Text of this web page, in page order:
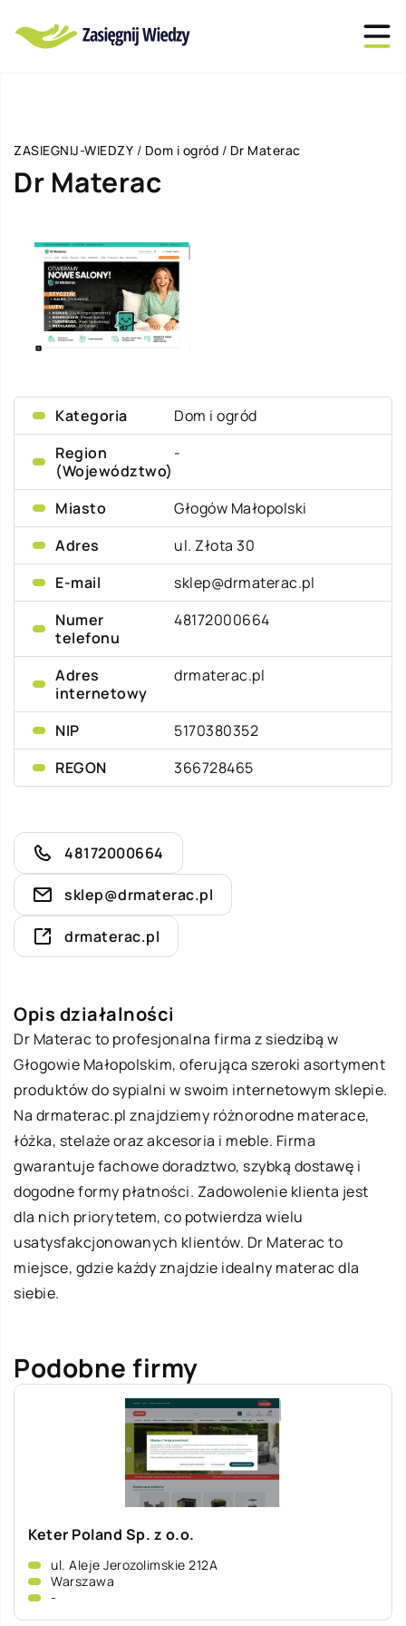
ZASIEGNIJ-WIEDZY / Dom i ogród / Dr Materac
Dr Materac
Kategoria
Dom i ogród
Region
(Województwo)
-
Miasto
Głogów Małopolski
Adres
ul. Złota 30
E-mail
sklep@drmaterac.pl
Numer
telefonu
48172000664
Adres
internetowy
drmaterac.pl
NIP
5170380352
REGON
366728465
48172000664
sklep@drmaterac.pl
drmaterac.pl
Opis działalności
Dr Materac to profesjonalna firma z siedzibą w
Głogowie Małopolskim, oferująca szeroki asortyment
produktów do sypialni w swoim internetowym sklepie.
Na drmaterac.pl znajdziemy różnorodne materace,
łóżka, stelaże oraz akcesoria i meble. Firma
gwarantuje fachowe doradztwo, szybką dostawę i
dogodne formy płatności. Zadowolenie klienta jest
dla nich priorytetem, co potwierdza wielu
usatysfakcjonowanych klientów. Dr Materac to
miejsce, gdzie każdy znajdzie idealny materac dla
siebie.
Podobne firmy
Keter Poland Sp. z o.o.
ul. Aleje Jerozolimskie 212A
Warszawa
-